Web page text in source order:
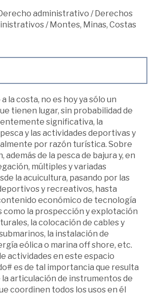
administrativo /Derechos
/Montes, Minas, Costas
la costa, no es hoy ya sólo un
tienen lugar, sin probabilidad de
significativa, la
y las actividades deportivas y
por razón turística. Sobre
además de la pesca de bajura y, en
múltiples y variadas
la acuicultura, pasando por las
y recreativos, hasta
económico de tecnología
como la prospección y explotación
la colocación de cables y
la instalación de
eólica o marina off shore, etc.
actividades en este espacio
es de tal importancia que resulta
articulación de instrumentos de
coordinen todos los usos en él